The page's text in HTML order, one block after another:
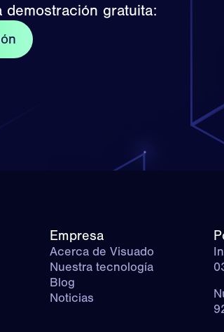
gratuita:
Empresa
Acerca de Visuado
Nuestra tecnología
Blog
Noticias